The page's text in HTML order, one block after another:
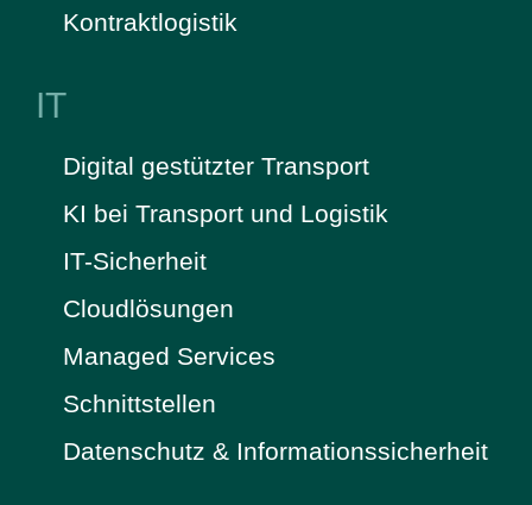
Kontraktlogistik
IT
Digital gestützter Transport
KI bei Transport und Logistik
IT-Sicherheit
Cloudlösungen
Managed Services
Schnittstellen
Datenschutz & Informationssicherheit